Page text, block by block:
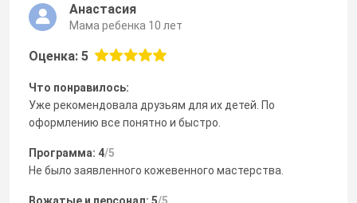
Анастасия
Мама ребенка 10 лет
Оценка: 5
Что понравилось:
Уже рекомендовала друзьям для их детей. По
оформлению все понятно и быстро.
Программа: 4/5
Не было заявленного кожевенного мастерства.
Вожатые и персонал: 5/5